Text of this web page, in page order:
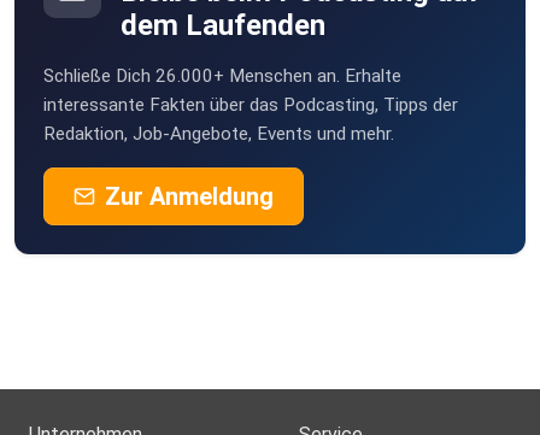
dem Laufenden
Schließe Dich 26.000+ Menschen an. Erhalte
interessante Fakten über das Podcasting, Tipps der
Redaktion, Job-Angebote, Events und mehr.
Zur Anmeldung